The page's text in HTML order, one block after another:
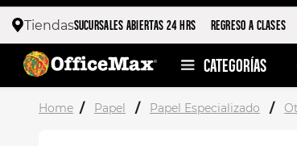
TiendasSUCURSALES ABIERTAS 24 HRS REGRESO A CLASES
Papel Papel Especializado